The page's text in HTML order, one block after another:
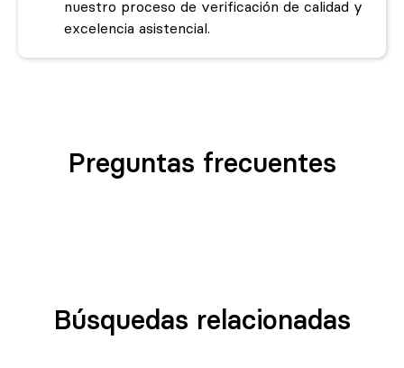
nuestro proceso de verificación de calidad y
excelencia asistencial.
Preguntas frecuentes
Búsquedas relacionadas